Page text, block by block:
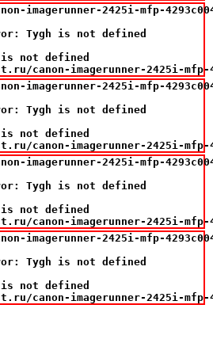
imagerunner-2425i-mfp-
Tygh is not defined
is not defined
canon-imagerunner-2425i-
imagerunner-2425i-mfp-
Tygh is not defined
is not defined
canon-imagerunner-2425i-
imagerunner-2425i-mfp-
Tygh is not defined
is not defined
canon-imagerunner-2425i-
imagerunner-2425i-mfp-
Tygh is not defined
is not defined
canon-imagerunner-2425i-